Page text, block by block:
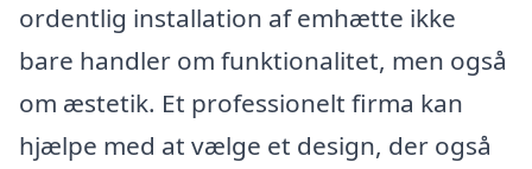
ordentlig installation af emhætte ikke
bare handler om funktionalitet, men også
om æstetik. Et professionelt firma kan
hjælpe med at vælge et design, der også